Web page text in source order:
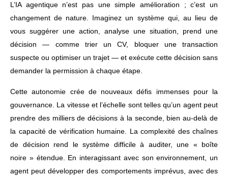
L’IA agentique n’est pas une simple amélioration ; c’est un
changement de nature. Imaginez un système qui, au lieu de
vous suggérer une action, analyse une situation, prend une
décision — comme trier un CV, bloquer une transaction
suspecte ou optimiser un trajet — et exécute cette décision sans
demander la permission à chaque étape.
Cette autonomie crée de nouveaux défis immenses pour la
gouvernance. La vitesse et l’échelle sont telles qu’un agent peut
prendre des milliers de décisions à la seconde, bien au-delà de
la capacité de vérification humaine. La complexité des chaînes
de décision rend le système difficile à auditer, une « boîte
noire » étendue. En interagissant avec son environnement, un
agent peut développer des comportements imprévus, avec des